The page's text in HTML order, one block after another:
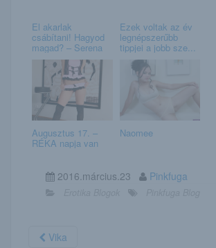
El akarlak
csábítani! Hagyod
magad? – Serena
Ezek voltak az év
legnépszerűbb
tippjei a jobb sze...
Augusztus 17. –
RÉKA napja van
Naomee
2016.március.23 Pinkfuga
Vika